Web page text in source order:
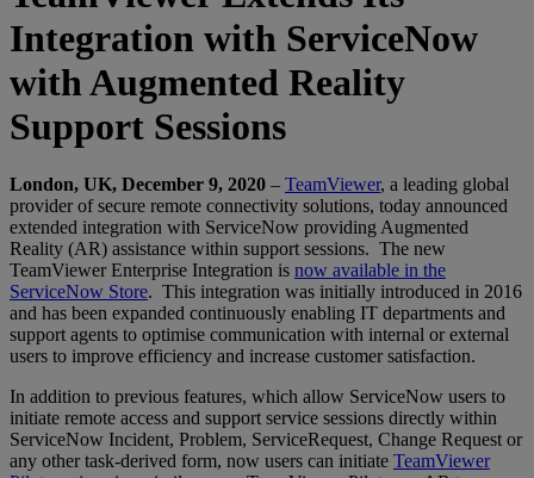
Integration with ServiceNow
with Augmented Reality
Support Sessions
London, UK, December 9, 2020 – TeamViewer, a leading global
provider of secure remote connectivity solutions, today announced
extended integration with ServiceNow providing Augmented
Reality (AR) assistance within support sessions. The new
TeamViewer Enterprise Integration is now available in the
ServiceNow Store. This integration was initially introduced in 2016
and has been expanded continuously enabling IT departments and
support agents to optimise communication with internal or external
users to improve efficiency and increase customer satisfaction.
In addition to previous features, which allow ServiceNow users to
initiate remote access and support service sessions directly within
ServiceNow Incident, Problem, ServiceRequest, Change Request or
any other task-derived form, now users can initiate TeamViewer